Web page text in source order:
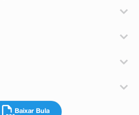
para o tratamento da
“baixa” ou diastólica).
alérgico ou sensível a qualquer
entre essa substância e a
a gravidez; se sofrer de
grave ou de diminuição da
ao dia. Não é recomendada a
de redução adicional da
medicamento, podem
Baixar Bula